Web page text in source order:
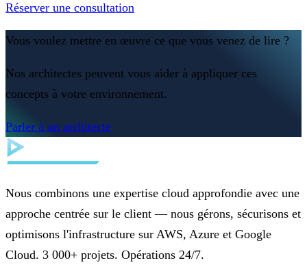
Réserver une consultation
Vous voulez mettre en œuvre ce que vous venez de lire ?
Nos architectes peuvent vous aider à appliquer ces
concepts à votre environnement.
Parler à un architecte
Nous combinons une expertise cloud approfondie avec une
approche centrée sur le client — nous gérons, sécurisons et
optimisons l'infrastructure sur AWS, Azure et Google
Cloud. 3 000+ projets. Opérations 24/7.